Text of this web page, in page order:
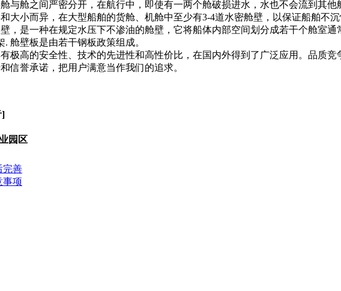
与舱之间严密分开，在航行中，即使有一两个舱破损进水，水也不会流到其
大小而异，在大型船舶的货舱、机舱中至少有3-4道水密舱壁，以保证船舶不沉
，是一种在规定水压下不渗油的舱壁，它将船体内部空间划分成若干个舱室
舱壁板是由若干钢板政策组成。
极高的安全性、技术的先进性和高性价比，在国内外得到了广泛应用。品质
信誉承诺，把用户满意当作我们的追求。
]
园区
完善
事项